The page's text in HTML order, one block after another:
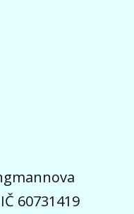
60731419